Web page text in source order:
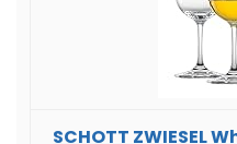
SCHOTT ZWIESEL